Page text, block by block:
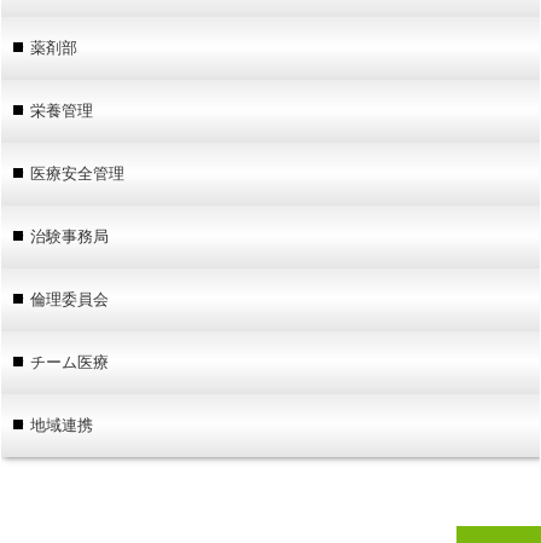
薬剤部
栄養管理
医療安全管理
治験事務局
倫理委員会
チーム医療
地域連携